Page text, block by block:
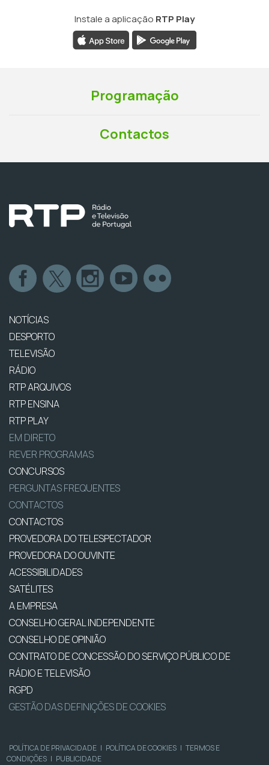
Instale a aplicação RTP Play
Programação
Contactos
NOTÍCIAS
DESPORTO
TELEVISÃO
RÁDIO
RTP ARQUIVOS
RTP ENSINA
RTP PLAY
EM DIRETO
REVER PROGRAMAS
CONCURSOS
PERGUNTAS FREQUENTES
CONTACTOS
CONTACTOS
PROVEDORA DO TELESPECTADOR
PROVEDORA DO OUVINTE
ACESSIBILIDADES
SATÉLITES
A EMPRESA
CONSELHO GERAL INDEPENDENTE
CONSELHO DE OPINIÃO
CONTRATO DE CONCESSÃO DO SERVIÇO PÚBLICO DE
RÁDIO E TELEVISÃO
RGPD
GESTÃO DAS DEFINIÇÕES DE COOKIES
POLÍTICA DE PRIVACIDADE | POLÍTICA DE COOKIES | TERMOS E
CONDIÇÕES | PUBLICIDADE